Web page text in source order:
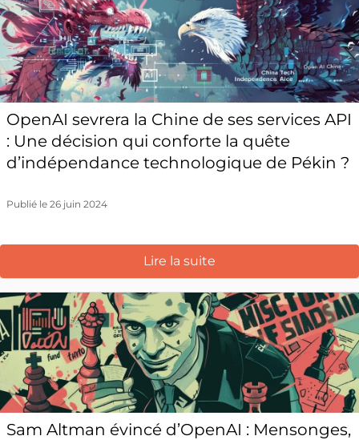
OpenAI sevrera la Chine de ses services API
: Une décision qui conforte la quête
d’indépendance technologique de Pékin ?
Publié le 26 juin 2024
Lire la suite
Sam Altman évincé d’OpenAI : Mensonges,